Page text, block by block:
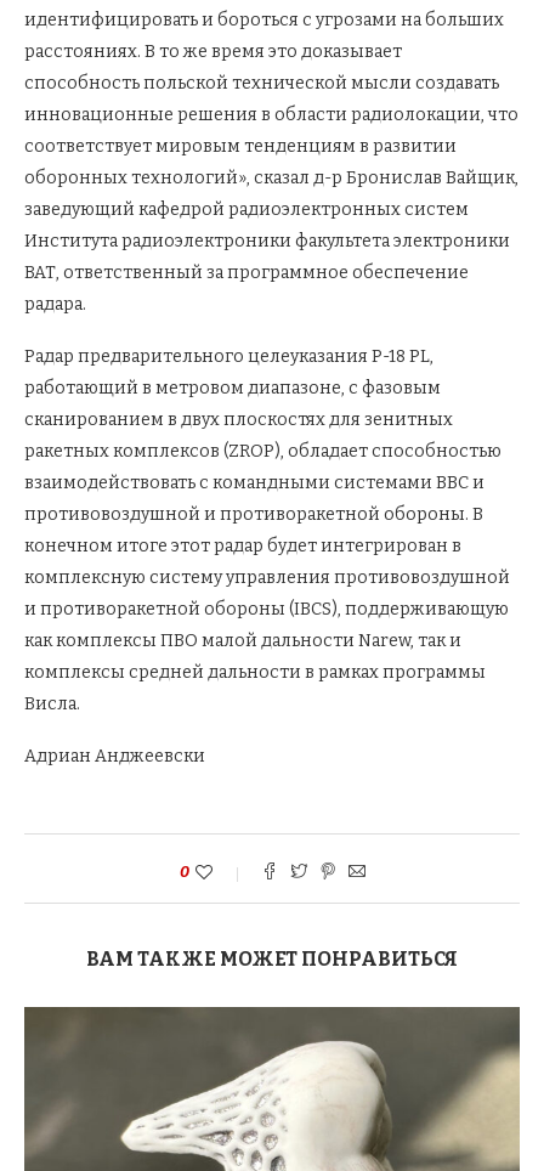
идентифицировать и бороться с угрозами на больших
расстояниях. В то же время это доказывает
способность польской технической мысли создавать
инновационные решения в области радиолокации, что
соответствует мировым тенденциям в развитии
оборонных технологий», сказал д-р Бронислав Вайщик,
заведующий кафедрой радиоэлектронных систем
Института радиоэлектроники факультета электроники
ВАТ, ответственный за программное обеспечение
радара.
Радар предварительного целеуказания P-18 PL,
работающий в метровом диапазоне, с фазовым
сканированием в двух плоскостях для зенитных
ракетных комплексов (ZROP), обладает способностью
взаимодействовать с командными системами ВВС и
противовоздушной и противоракетной обороны. В
конечном итоге этот радар будет интегрирован в
комплексную систему управления противовоздушной
и противоракетной обороны (IBCS), поддерживающую
как комплексы ПВО малой дальности Narew, так и
комплексы средней дальности в рамках программы
Висла.
Адриан Анджеевски
0
ВАМ ТАКЖЕ МОЖЕТ ПОНРАВИТЬСЯ